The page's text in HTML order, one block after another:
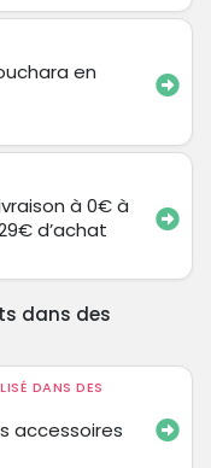
en
à 0€ à
d’achat
dans des
DANS DES
accessoires